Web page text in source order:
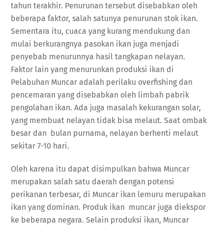
tahun terakhir. Penurunan tersebut disebabkan oleh
beberapa faktor, salah satunya penurunan stok ikan.
Sementara itu, cuaca yang kurang mendukung dan
mulai berkurangnya pasokan ikan juga menjadi
penyebab menurunnya hasil tangkapan nelayan.
Faktor lain yang menurunkan produksi ikan di
Pelabuhan Muncar adalah perilaku overfishing dan
pencemaran yang disebabkan oleh limbah pabrik
pengolahan ikan. Ada juga masalah kekurangan solar,
yang membuat nelayan tidak bisa melaut. Saat ombak
besar dan bulan purnama, nelayan berhenti melaut
sekitar 7-10 hari.
Oleh karena itu dapat disimpulkan bahwa Muncar
merupakan salah satu daerah dengan potensi
perikanan terbesar, di Muncar ikan lemuru merupakan
ikan yang dominan. Produk ikan muncar juga diekspor
ke beberapa negara. Selain produksi ikan, Muncar